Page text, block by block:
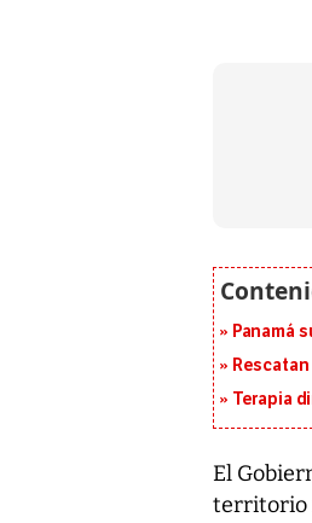
Panamá
Terapia
El
territorio